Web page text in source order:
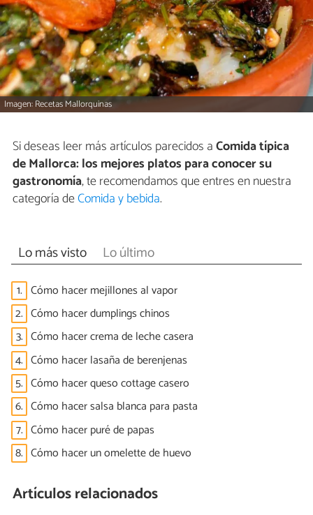
Imagen: Recetas Mallorquinas
Si deseas leer más artículos parecidos aComida típica
de Mallorca: los mejores platos para conocer su
gastronomía, te recomendamos que entres en nuestra
categoría deComida y bebida.
Lo más visto Lo último
1. Cómo hacer mejillones al vapor
2. Cómo hacer dumplings chinos
3. Cómo hacer crema de leche casera
4. Cómo hacer lasaña de berenjenas
5. Cómo hacer queso cottage casero
6. Cómo hacer salsa blanca para pasta
7. Cómo hacer puré de papas
8. Cómo hacer un omelette de huevo
Artículos relacionados